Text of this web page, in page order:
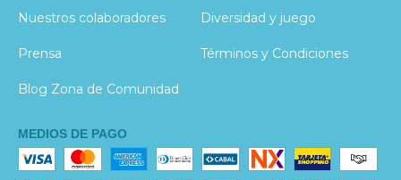
Nuestros colaboradores Diversidad y juego
Prensa Términos y Condiciones
Blog Zona de Comunidad
MEDIOS DE PAGO